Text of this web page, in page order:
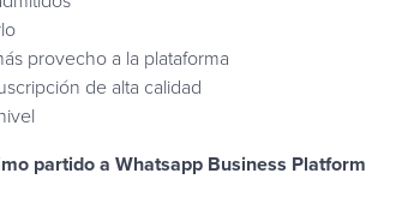
provecho a la plataforma
de alta calidad
partido a Whatsapp Business Platform